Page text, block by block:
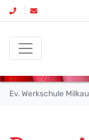
Ev. Werkschule Milkau